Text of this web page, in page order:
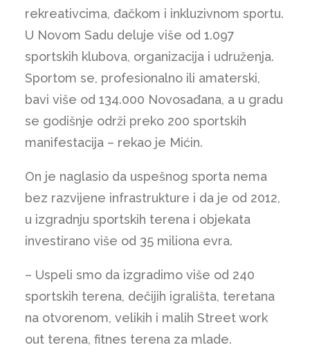
rekreativcima, đačkom i inkluzivnom sportu.
U Novom Sadu deluje više od 1.097
sportskih klubova, organizacija i udruženja.
Sportom se, profesionalno ili amaterski,
bavi više od 134.000 Novosađana, a u gradu
se godišnje održi preko 200 sportskih
manifestacija – rekao je Mićin.
On je naglasio da uspešnog sporta nema
bez razvijene infrastrukture i da je od 2012,
u izgradnju sportskih terena i objekata
investirano više od 35 miliona evra.
– Uspeli smo da izgradimo više od 240
sportskih terena, dečijih igrališta, teretana
na otvorenom, velikih i malih Street work
out terena, fitnes terena za mlade.